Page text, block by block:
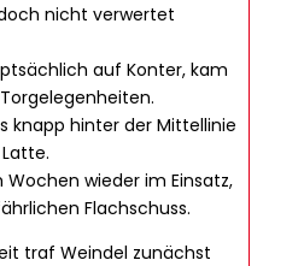
nicht verwertet
auf Konter, kam
knapp hinter der Mittellinie
Wochen wieder im Einsatz,
Flachschuss.
traf Weindel zunächst